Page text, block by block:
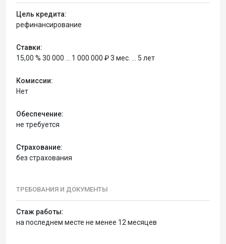
Цель кредита:
рефинансирование
Ставки:
15,00 % 30 000 ... 1 000 000 ₽ 3 мес. ... 5 лет
Комиссии:
Нет
Обеспечение:
не требуется
Страхование:
без страхования
ТРЕБОВАНИЯ И ДОКУМЕНТЫ
Стаж работы:
на последнем месте не менее 12 месяцев